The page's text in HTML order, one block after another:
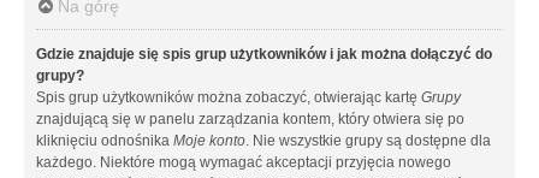
Na górę
Gdzie znajduje się spis grup użytkowników i jak można dołączyć do
grupy?
Spis grup użytkowników można zobaczyć, otwierając kartę Grupy
znajdującą się w panelu zarządzania kontem, który otwiera się po
kliknięciu odnośnika Moje konto. Nie wszystkie grupy są dostępne dla
każdego. Niektóre mogą wymagać akceptacji przyjęcia nowego